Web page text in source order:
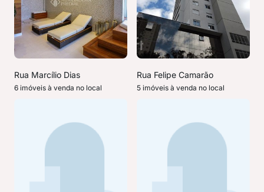
Rua Marcílio Dias
6 imóveis à venda no local
Rua Felipe Camarão
5 imóveis à venda no local